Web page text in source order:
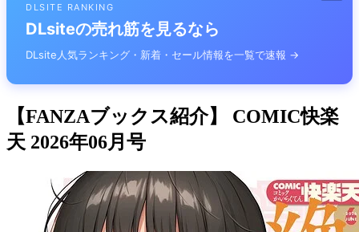
DLSITE RANKING
DLsiteの売れ筋を見るなら
DLsite人気ランキング・新着・セール情報を一覧で速報 →
【FANZAブックス紹介】 COMIC快楽
天 2026年06月号